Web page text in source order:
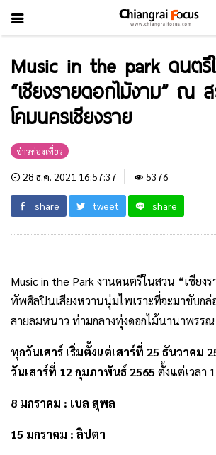
Music in the park ดนตรี
“เชียงรายดอกไม้งาม” ณ
โคมนครเชียงราย
ข่าวท่องเที่ยว
28 ธ.ค. 2021 16:57:37 5376
share tweet share
Music in the Park งานดนตรีในสวน “เชียงร
ทัพศิลปินเสียงหวานนุ่มไพเราะที่จะมาขับกล่
สายลมหนาว ท่ามกลางทุ่งดอกไม้นานาพรรณ
ทุกวันเสาร์ เริ่มตั้งแต่เสาร์ที่ 25 ธันวาคม
วันเสาร์ที่ 12 กุมภาพันธ์ 2565 ตั้งแต่เวลา
8 มกราคม : เบล สุพล
15 มกราคม : ลิปตา